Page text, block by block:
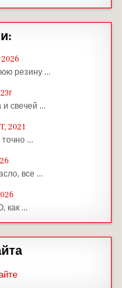
резину …
и свечей …
2021
…
все …
как …